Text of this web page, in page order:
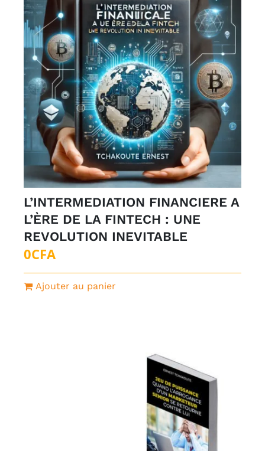
L’INTERMEDIATION FINANCIERE A
L’ÈRE DE LA FINTECH : UNE
REVOLUTION INEVITABLE
0CFA
Ajouter au panier